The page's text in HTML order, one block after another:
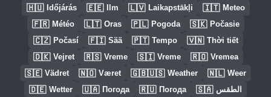
🇭🇺 Időjárás 🇪🇪 Ilm 🇱🇻 Laikapstākļi 🇮🇹 Meteo
🇫🇷 Météo 🇱🇹 Oras 🇵🇱 Pogoda 🇸🇰 Počasie
🇨🇿 Počasí 🇫🇮 Sää 🇵🇹 Tempo 🇻🇳 Thời tiết
🇩🇰 Vejret 🇷🇸 Vreme 🇸🇮 Vreme 🇷🇴 Vremea
🇸🇪 Vädret 🇳🇴 Været 🇬🇧🇺🇸 Weather 🇳🇱 Weer
🇩🇪 Wetter 🇺🇦 Погода 🇷🇺 Погода 🇸🇦 الطقس